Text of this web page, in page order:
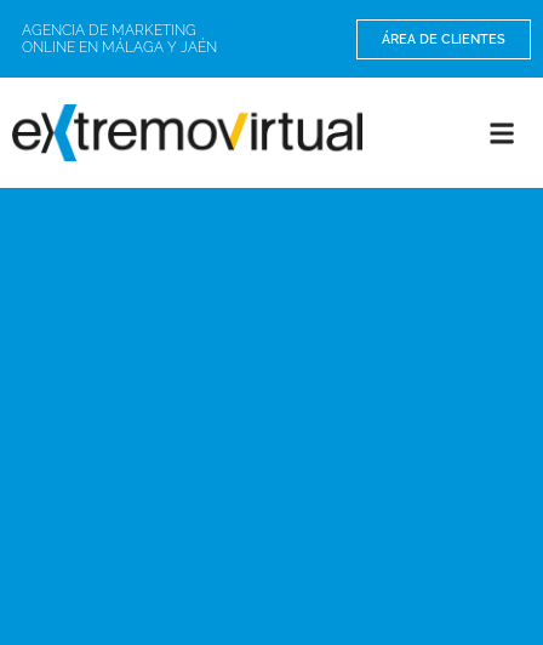
AGENCIA DE MARKETING
ONLINE EN MÁLAGA Y JAÉN
ÁREA DE CLIENTES